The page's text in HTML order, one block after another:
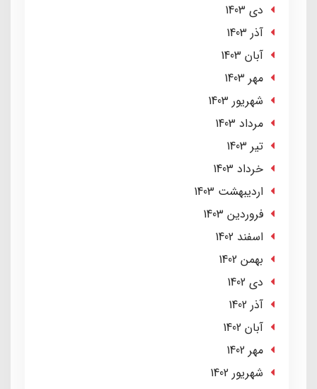
دی 1403
آذر 1403
آبان 1403
مهر 1403
شهریور 1403
مرداد 1403
تير 1403
خرداد 1403
ارديبهشت 1403
فروردین 1403
اسفند 1402
بهمن 1402
دی 1402
آذر 1402
آبان 1402
مهر 1402
شهریور 1402